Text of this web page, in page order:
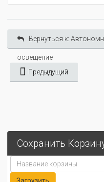
Вернуться к:
освещение
Предыдущий
Сохранить